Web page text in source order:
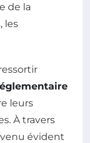
de la
les
leurs
À travers
évident